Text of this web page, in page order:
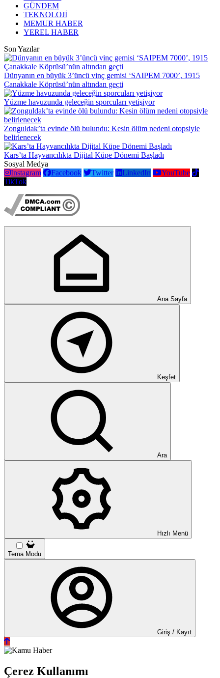
GÜNDEM
TEKNOLOJİ
MEMUR HABER
YEREL HABER
Son Yazılar
Dünyanın en büyük 3’üncü vinç gemisi ‘SAIPEM 7000’, 1915
Çanakkale Köprüsü’nün altından geçti
Yüzme havuzunda geleceğin sporcuları yetişiyor
Zonguldak’ta evinde ölü bulundu: Kesin ölüm nedeni otopsiyle
belirlenecek
Kars’ta Hayvancılıkta Dijital Küpe Dönemi Başladı
Sosyal Medya
Instagram
Facebook Twitter LinkedIn
YouTube
TikTok
Ana Sayfa
Keşfet
Ara
Hızlı Menü
Tema Modu
Giriş / Kayıt
Çerez Kullanımı